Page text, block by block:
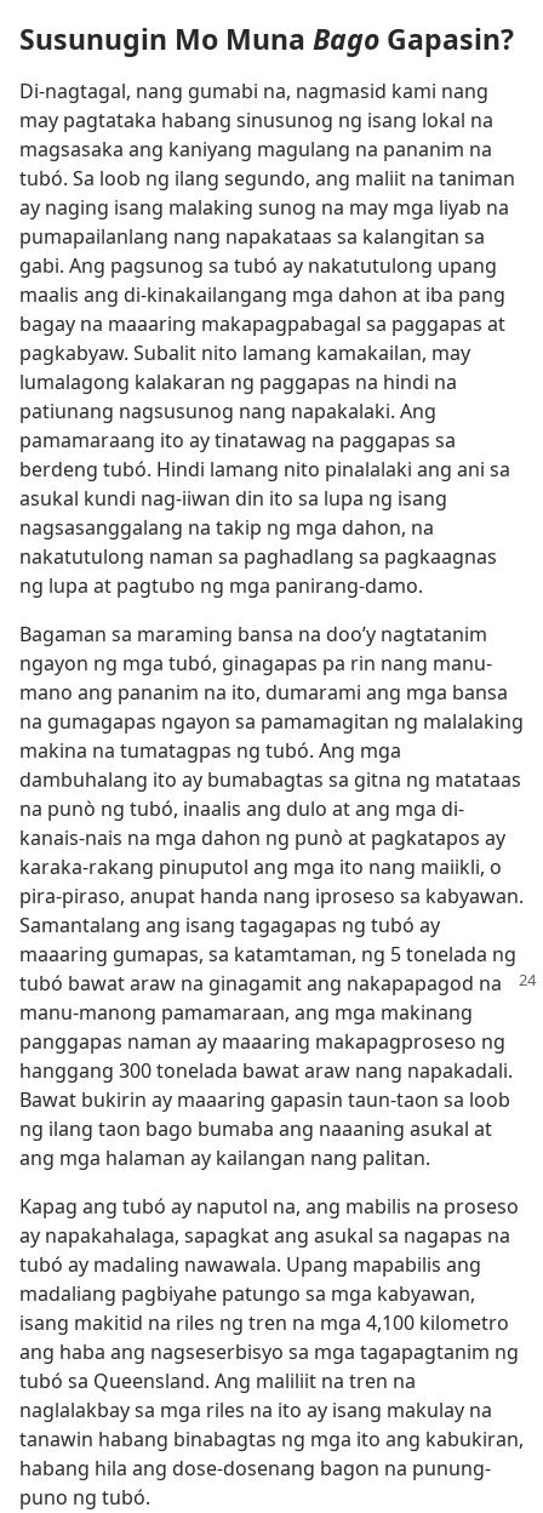
Susunugin Mo Muna Bago Gapasin?
Di-nagtagal, nang gumabi na, nagmasid kami nang
may pagtataka habang sinusunog ng isang lokal na
magsasaka ang kaniyang magulang na pananim na
tubó. Sa loob ng ilang segundo, ang maliit na taniman
ay naging isang malaking sunog na may mga liyab na
pumapailanlang nang napakataas sa kalangitan sa
gabi. Ang pagsunog sa tubó ay nakatutulong upang
maalis ang di-kinakailangang mga dahon at iba pang
bagay na maaaring makapagpabagal sa paggapas at
pagkabyaw. Subalit nito lamang kamakailan, may
lumalagong kalakaran ng paggapas na hindi na
patiunang nagsusunog nang napakalaki. Ang
pamamaraang ito ay tinatawag na paggapas sa
berdeng tubó. Hindi lamang nito pinalalaki ang ani sa
asukal kundi nag-iiwan din ito sa lupa ng isang
nagsasanggalang na takip ng mga dahon, na
nakatutulong naman sa paghadlang sa pagkaagnas
ng lupa at pagtubo ng mga panirang-damo.
Bagaman sa maraming bansa na doo’y nagtatanim
ngayon ng mga tubó, ginagapas pa rin nang manu-
mano ang pananim na ito, dumarami ang mga bansa
na gumagapas ngayon sa pamamagitan ng malalaking
makina na tumatagpas ng tubó. Ang mga
dambuhalang ito ay bumabagtas sa gitna ng matataas
na punò ng tubó, inaalis ang dulo at ang mga di-
kanais-nais na mga dahon ng punò at pagkatapos ay
karaka-rakang pinuputol ang mga ito nang maiikli, o
pira-piraso, anupat handa nang iproseso sa kabyawan.
Samantalang ang isang tagagapas ng tubó ay
maaaring gumapas, sa katamtaman, ng 5 tonelada ng
tubó bawat araw na ginagamit ang nakapapagod na
manu-manong pamamaraan, ang mga makinang
panggapas naman ay maaaring makapagproseso ng
hanggang 300 tonelada bawat araw nang napakadali.
Bawat bukirin ay maaaring gapasin taun-taon sa loob
ng ilang taon bago bumaba ang naaaning asukal at
ang mga halaman ay kailangan nang palitan.
Kapag ang tubó ay naputol na, ang mabilis na proseso
ay napakahalaga, sapagkat ang asukal sa nagapas na
tubó ay madaling nawawala. Upang mapabilis ang
madaliang pagbiyahe patungo sa mga kabyawan,
isang makitid na riles ng tren na mga 4,100 kilometro
ang haba ang nagseserbisyo sa mga tagapagtanim ng
tubó sa Queensland. Ang maliliit na tren na
naglalakbay sa mga riles na ito ay isang makulay na
tanawin habang binabagtas ng mga ito ang kabukiran,
habang hila ang dose-dosenang bagon na punung-
puno ng tubó.